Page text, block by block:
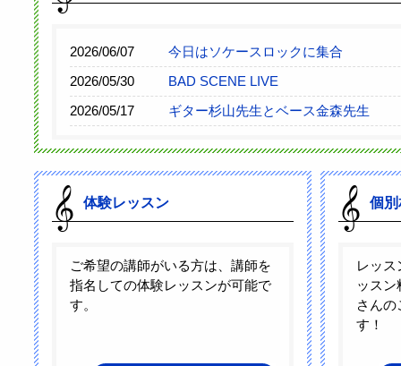
2026/06/07
今日はソケースロックに集合
2026/05/30
BAD SCENE LIVE
2026/05/17
ギター杉山先生とベース金森先生
体験レッスン
ご希望の講師がいる方は、講師を
指名しての体験レッスンが可能で
す。
個別
レッ
ッス
さん
す！